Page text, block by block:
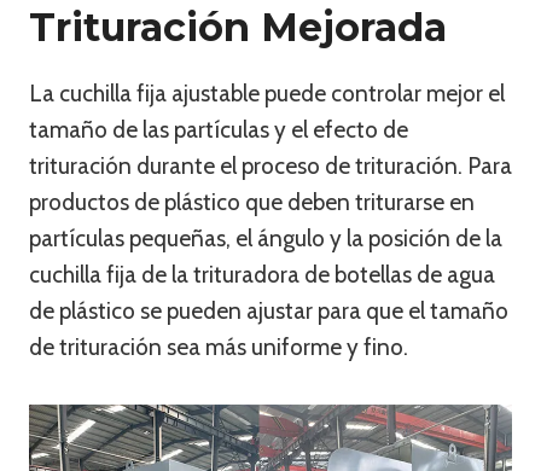
Trituración Mejorada
La cuchilla fija ajustable puede controlar mejor el
tamaño de las partículas y el efecto de
trituración durante el proceso de trituración. Para
productos de plástico que deben triturarse en
partículas pequeñas, el ángulo y la posición de la
cuchilla fija de la trituradora de botellas de agua
de plástico se pueden ajustar para que el tamaño
de trituración sea más uniforme y fino.